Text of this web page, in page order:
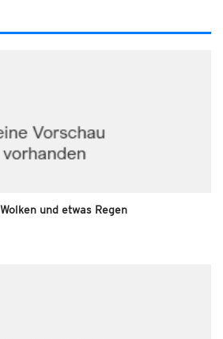
und etwas Regen